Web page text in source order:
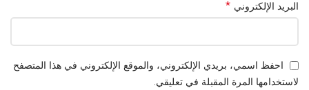
البريد الإلكتروني *
احفظ اسمي، بريدي الإلكتروني، والموقع الإلكتروني في هذا المتصفح
لاستخدامها المرة المقبلة في تعليقي.